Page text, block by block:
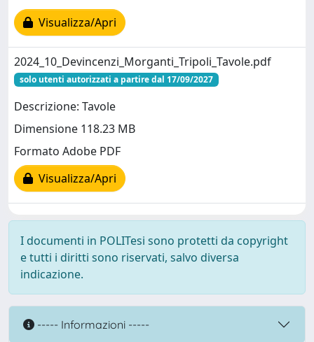
Visualizza/Apri
2024_10_Devincenzi_Morganti_Tripoli_Tavole.pdf
solo utenti autorizzati a partire dal 17/09/2027
Descrizione: Tavole
Dimensione 118.23 MB
Formato Adobe PDF
Visualizza/Apri
I documenti in POLITesi sono protetti da copyright
e tutti i diritti sono riservati, salvo diversa
indicazione.
----- Informazioni -----